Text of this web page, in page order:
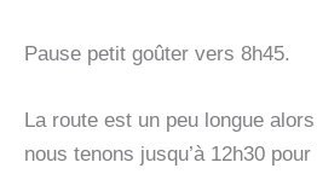
Pause petit goûter vers 8h45.
La route est un peu longue
nous tenons jusqu’à 12h30